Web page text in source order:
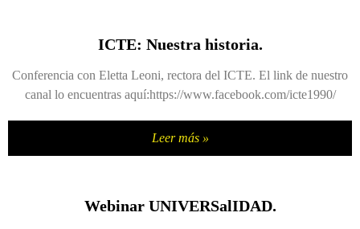
ICTE: Nuestra historia.
Conferencia con Eletta Leoni, rectora del ICTE. El link de nuestro
canal lo encuentras aquí:https://www.facebook.com/icte1990/
Leer más »
Webinar UNIVERSalIDAD.